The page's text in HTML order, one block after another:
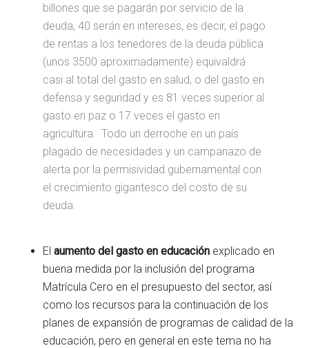
billones que se pagarán por servicio de la
deuda, 40 serán en intereses, es decir, el pago
de rentas a los tenedores de la deuda pública
(unos 3500 aproximadamente) equivaldrá
casi al total del gasto en salud, o del gasto en
defensa y seguridad y es 81 veces superior al
gasto en paz o 17 veces el gasto en
agricultura. Todo un derroche en un país
plagado de necesidades y un campanazo de
alerta por la permisividad gubernamental con
el crecimiento gigantesco del costo de su
deuda.
Elaumento del gasto en educación explicado en
buena medida por la inclusión del programa
Matrícula Cero en el presupuesto del sector, así
como los recursos para la continuación de los
planes de expansión de programas de calidad de la
educación, pero en general en este tema no ha